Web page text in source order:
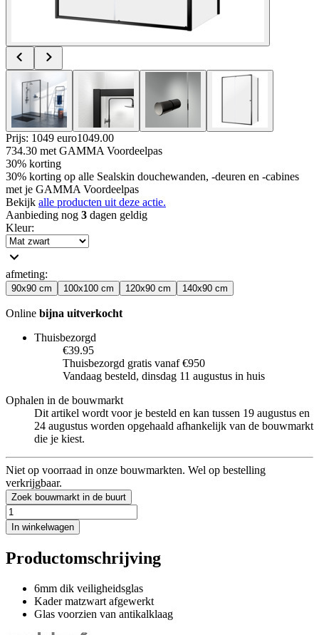
Prijs: 1049 euro1049.00
734.30 met GAMMA Voordeelpas
30% korting
30% korting op alle Sealskin douchewanden, -deuren en -cabines
met je GAMMA Voordeelpas
Bekijk alle producten uit deze actie.
Aanbieding nog 3 dagen geldig
Kleur:
afmeting:
90x90 cm 100x100 cm 120x90 cm 140x90 cm
Online bijna uitverkocht
Thuisbezorgd
€39.95
Thuisbezorgd gratis vanaf €950
Vandaag besteld, dinsdag 11 augustus in huis
Ophalen in de bouwmarkt
Dit artikel wordt voor je besteld en kan tussen 19 augustus en
24 augustus worden opgehaald afhankelijk van de bouwmarkt
die je kiest.
Niet op voorraad in onze bouwmarkten. Wel op bestelling
verkrijgbaar.
Zoek bouwmarkt in de buurt
In winkelwagen
Productomschrijving
6mm dik veiligheidsglas
Kader matzwart afgewerkt
Glas voorzien van antikalklaag